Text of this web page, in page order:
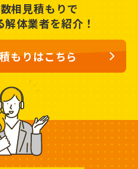
相見積もりで
体業者を紹介！
もりはこちら